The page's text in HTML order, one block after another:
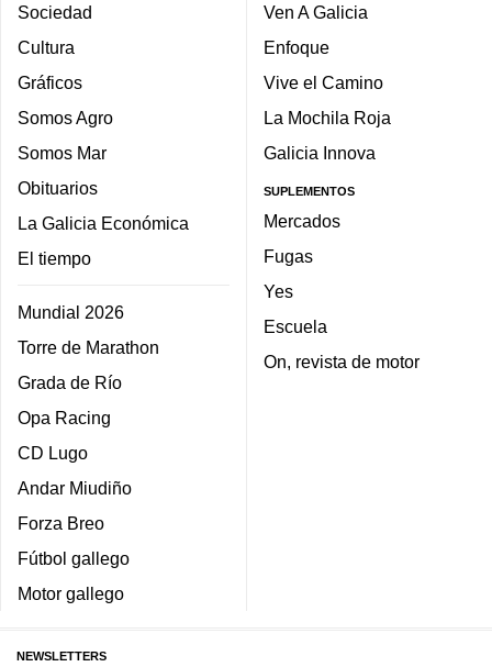
Sociedad
Cultura
Gráficos
Somos Agro
Somos Mar
Obituarios
La Galicia Económica
El tiempo
Mundial 2026
Torre de Marathon
Grada de Río
Opa Racing
CD Lugo
Andar Miudiño
Forza Breo
Fútbol gallego
Motor gallego
Ven A Galicia
Enfoque
Vive el Camino
La Mochila Roja
Galicia Innova
SUPLEMENTOS
Mercados
Fugas
Yes
Escuela
On, revista de motor
NEWSLETTERS